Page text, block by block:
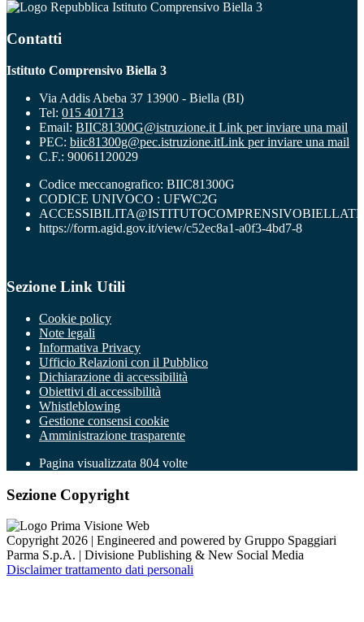
Istituto Comprensivo Biella 3
Contatti
Istituto Comprensivo Biella 3
Via Addis Abeba 37 13900 - Biella (BI)
Tel: 015 401713
Email: BIIC81300G@istruzione.it Link per inviare una mail
PEC: biic81300g@pec.istruzione.itLink per inviare una mail
C.F.: 90061120029
Codice meccanografico: BIIC81300G
CODICE UNIVOCO : UFWC2G
https://form.agid.gov.it/view/c52ec8a1-a0f3-4bd7-8
Sezione Link Utili
Cookie policy
Note legali
Informativa Privacy
Ufficio Relazioni con il Pubblico
Dichiarazione di accessibilità
Obiettivi di accessibilità
Whistleblowing
Gestione consensi cookie
Amministrazione trasparente
Pagina visualizzata 804 volte
Sezione Copyright
Copyright 2026 | Engineered and powered by Gruppo Spaggiari
Parma S.p.A. | Divisione Publishing & New Social Media
Disclaimer trattamento dati personali